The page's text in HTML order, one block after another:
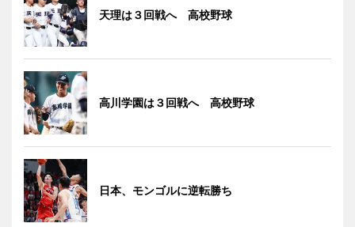
天理は３回戦へ 高校野球
高川学園は３回戦へ 高校野球
日本、モンゴルに逆転勝ち